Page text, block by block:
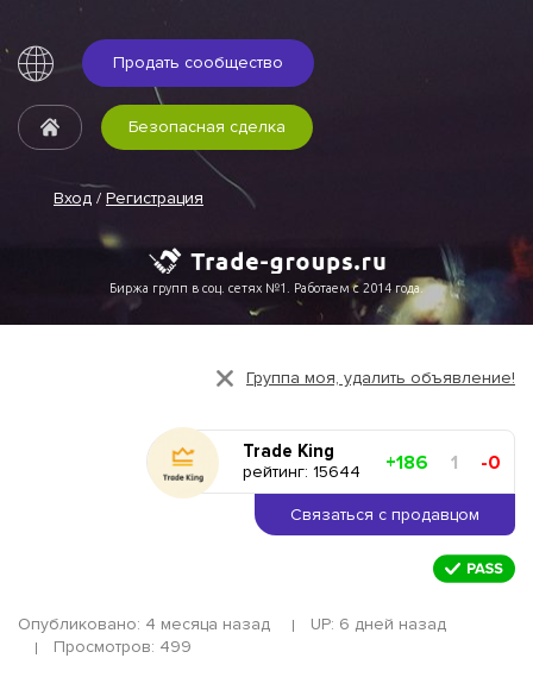
Продать сообщество
Вход / Регистрация
Безопасная сделка
Биржа групп в соц. сетях №1. Работаем с 2014 года.
Группа моя, удалить объявление!
Trade King
рейтинг: 15644 +186 1 -0
Связаться с продавцом
Опубликовано: 4 месяца назад
UP: 6 дней назад
Просмотров: 499